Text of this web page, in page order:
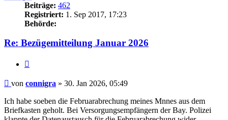
Beiträge: 462
Registriert: 1. Sep 2017, 17:23
Behörde:
Re: Bezügemitteilung Januar 2026
Beitrag
von connigra » 30. Jan 2026, 05:49
Ich habe soeben die Februarabrechung meines Mnnes aus dem
Briefkasten geholt. Bei Versorgungsempfängern der Bay. Polizei